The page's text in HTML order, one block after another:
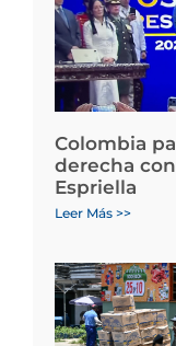
Colombia
derecha
Espriella
Leer Más >>